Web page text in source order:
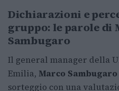
Dichiarazioni e
gruppo: le parole di
Sambugaro
Il general manager della
Emilia, Marco Sambugaro
sorteggio con una